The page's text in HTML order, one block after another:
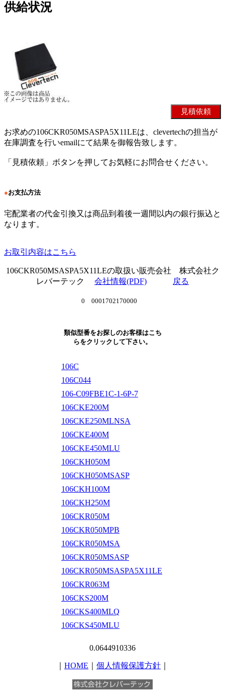
供給状況
お求めの106CKR050MSASPA5X11LEは、clevertechの担当が
在庫調査を行いemailにて結果を御報告致します。
「見積依頼」ボタンを押してお気軽にお問合せください。
●お支払方法
宅配業者の代金引換又は商品到着後一週間以内の銀行振込と
なります。
お取引内容はこちら
106CKR050MSASPA5X11LEの取扱い販売会社 株式会社ク
レバーテック 会社情報(PDF) 戻る
0 0001702170000
類似型番をお探しのお客様はこち
らをクリックして下さい。
106C
106C044
106-C09FBE1C-1-6P-7
106CKE200M
106CKE250MLNSA
106CKE400M
106CKE450MLU
106CKH050M
106CKH050MSASP
106CKH100M
106CKH250M
106CKR050M
106CKR050MPB
106CKR050MSA
106CKR050MSASP
106CKR050MSASPA5X11LE
106CKR063M
106CKS200M
106CKS400MLQ
106CKS450MLU
0.0644910336
HOME 個人情報保護方針